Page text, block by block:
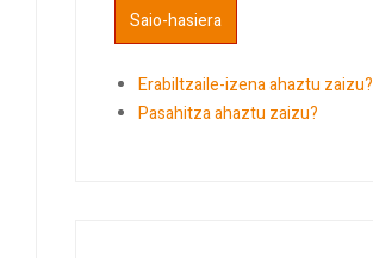
Erabiltzaile-izena ahaztu zaizu?
Pasahitza ahaztu zaizu?